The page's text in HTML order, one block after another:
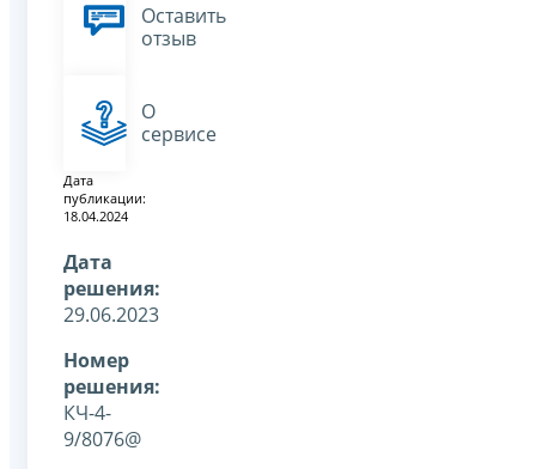
Оставить
отзыв
О
сервисе
Дата
публикации:
18.04.2024
Дата
решения:
29.06.2023
Номер
решения:
КЧ-4-
9/8076@